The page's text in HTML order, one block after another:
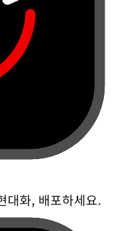
대화, 배포하세요.